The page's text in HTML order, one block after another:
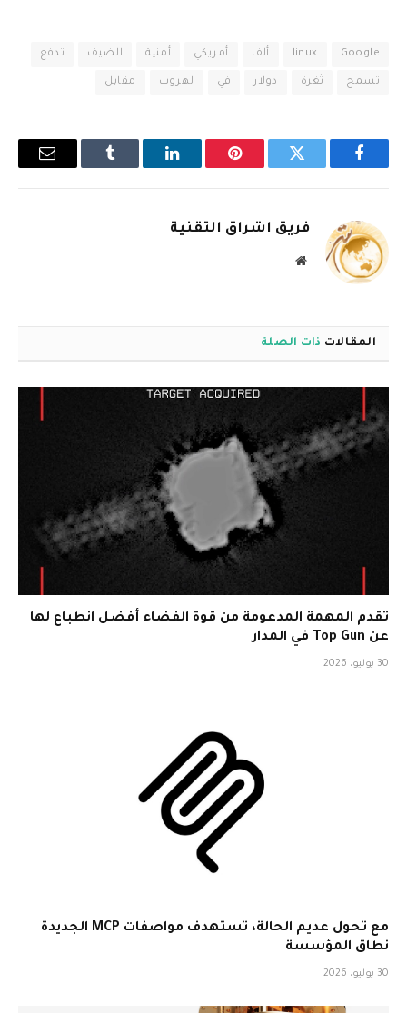
Google
linux ألف أمريكي أمنية الضيف تدفع
تسمح ثغرة دولار في لهروب مقابل
فيسبوك تويتر بينتيريستلينكدإن Tumblr
البريد
فريق اشراق التقنية
موقع
المقالات ذات الصلة
تقدم المهمة المدعومة من قوة الفضاء أفضل انطباع لها
عن Top Gun في المدار
30 يوليو، 2026
مع تحول عديم الحالة، تستهدف مواصفات MCP الجديدة
نطاق المؤسسة
30 يوليو، 2026